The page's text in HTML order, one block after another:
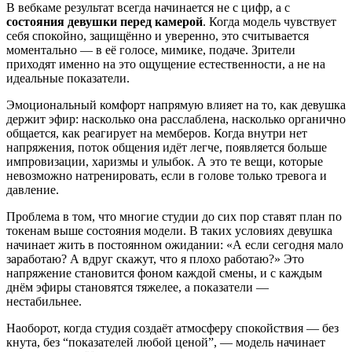
В вебкаме результат всегда начинается не с цифр, а с
состояния девушки перед камерой. Когда модель чувствует
себя спокойно, защищённо и уверенно, это считывается
моментально — в её голосе, мимике, подаче. Зрители
приходят именно на это ощущение естественности, а не на
идеальные показатели.
Эмоциональный комфорт напрямую влияет на то, как девушка
держит эфир: насколько она расслаблена, насколько органично
общается, как реагирует на мемберов. Когда внутри нет
напряжения, поток общения идёт легче, появляется больше
импровизации, харизмы и улыбок. А это те вещи, которые
невозможно натренировать, если в голове только тревога и
давление.
Проблема в том, что многие студии до сих пор ставят план по
токенам выше состояния модели. В таких условиях девушка
начинает жить в постоянном ожидании: «А если сегодня мало
заработаю? А вдруг скажут, что я плохо работаю?» Это
напряжение становится фоном каждой смены, и с каждым
днём эфиры становятся тяжелее, а показатели —
нестабильнее.
Наоборот, когда студия создаёт атмосферу спокойствия — без
кнута, без “показателей любой ценой”, — модель начинает